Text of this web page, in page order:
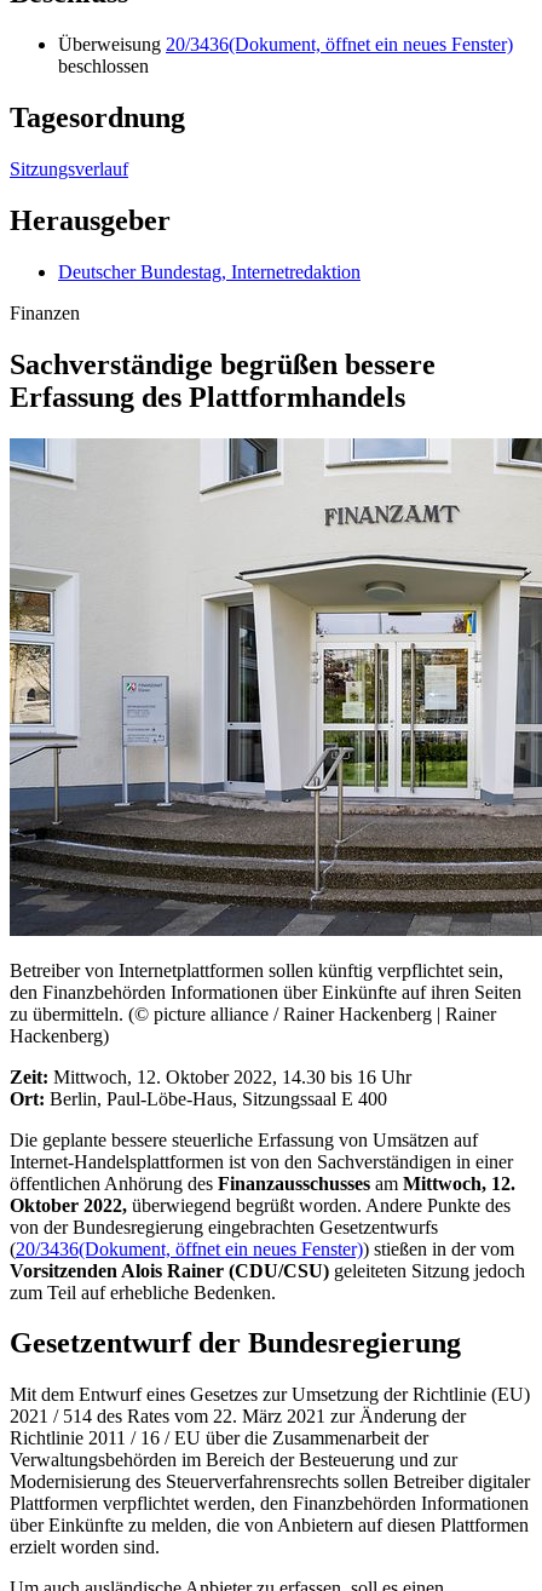
Überweisung 20/3436(Dokument, öffnet ein neues Fenster)
beschlossen
Tagesordnung
Sitzungsverlauf
Herausgeber
Deutscher Bundestag, Internetredaktion
Finanzen
Sachverständige begrüßen bessere
Erfassung des Plattformhandels
Betreiber von Internetplattformen sollen künftig verpflichtet sein,
den Finanzbehörden Informationen über Einkünfte auf ihren Seiten
zu übermitteln. (© picture alliance / Rainer Hackenberg | Rainer
Hackenberg)
Zeit: Mittwoch, 12. Oktober 2022, 14.30 bis 16 Uhr
Ort: Berlin, Paul-Löbe-Haus, Sitzungssaal E 400
Die geplante bessere steuerliche Erfassung von Umsätzen auf
Internet-Handelsplattformen ist von den Sachverständigen in einer
öffentlichen Anhörung des Finanzausschusses am Mittwoch, 12.
Oktober 2022, überwiegend begrüßt worden. Andere Punkte des
von der Bundesregierung eingebrachten Gesetzentwurfs
(20/3436(Dokument, öffnet ein neues Fenster)) stießen in der vom
Vorsitzenden Alois Rainer (CDU/CSU) geleiteten Sitzung jedoch
zum Teil auf erhebliche Bedenken.
Gesetzentwurf der Bundesregierung
Mit dem Entwurf eines Gesetzes zur Umsetzung der Richtlinie (EU)
2021 / 514 des Rates vom 22. März 2021 zur Änderung der
Richtlinie 2011 / 16 / EU über die Zusammenarbeit der
Verwaltungsbehörden im Bereich der Besteuerung und zur
Modernisierung des Steuerverfahrensrechts sollen Betreiber digitaler
Plattformen verpflichtet werden, den Finanzbehörden Informationen
über Einkünfte zu melden, die von Anbietern auf diesen Plattformen
erzielt worden sind.